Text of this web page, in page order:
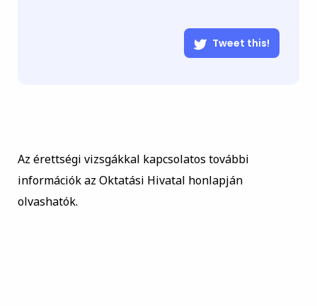
Tweet this!
Az érettségi vizsgákkal kapcsolatos további
információk az Oktatási Hivatal honlapján
olvashatók.